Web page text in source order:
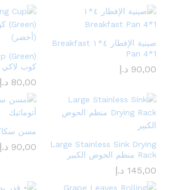
صينية الإفطار ٤*١ Breakfast
Pan 4*1
90,00 د.إ
(Green)
كوب
80,00 د.إ
Large Stainless Sink Drying
Rack منظم الحوض الكبير
145,00 د.إ
مسن
90,00 د.إ